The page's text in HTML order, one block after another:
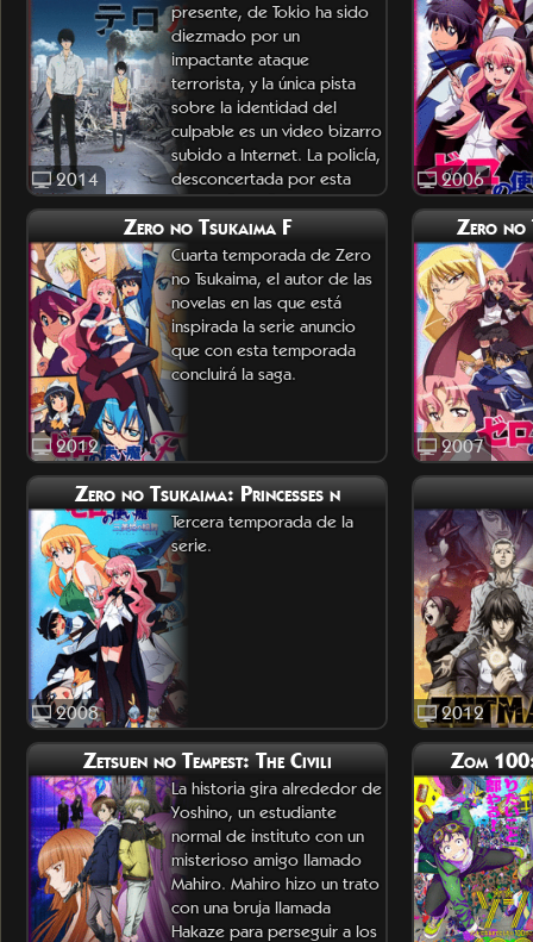
2014
presente, de Tokio ha sido
diezmado por un
impactante ataque
terrorista, y la única pista
sobre la identidad del
culpable es un video bizarro
subido a Internet. La policía,
desconcertada por esta
pista enigmatica, es
impotente p
2006
Zero no Tsukaima F
2012
Cuarta temporada de Zero
no Tsukaima, el autor de las
novelas en las que está
inspirada la serie anuncio
que con esta temporada
concluirá la saga.
Zero no
2007
Zero no Tsukaima: Princesses n
2008
Tercera temporada de la
serie.
2012
Zetsuen no Tempest: The Civili
La historia gira alrededor de
Yoshino, un estudiante
normal de instituto con un
misterioso amigo llamado
Mahiro. Mahiro hizo un trato
con una bruja llamada
Hakaze para perseguir a los
Zom